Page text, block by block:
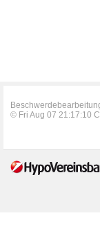
© Fri Aug 07 21:17:10